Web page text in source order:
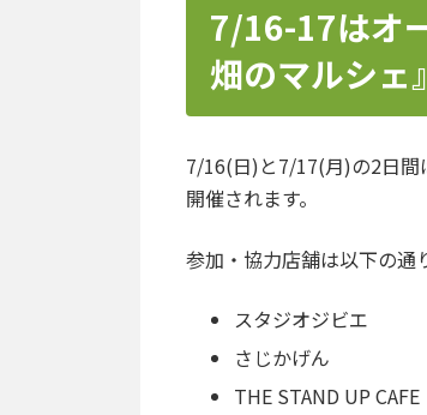
7/16-17はオ
畑のマルシェ
7/16(日)と7/17(月)の2日間
開催されます。
参加・協力店舗は以下の通
スタジオジビエ
さじかげん
THE STAND UP CAFE